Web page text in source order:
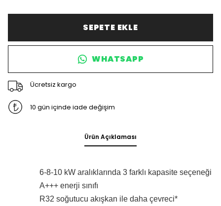
SEPETE EKLE
WHATSAPP
Ücretsiz kargo
10 gün içinde iade değişim
Ürün Açıklaması
6-8-10 kW aralıklarında 3 farklı kapasite seçeneği
A+++ enerji sınıfı
R32 soğutucu akışkan ile daha çevreci*